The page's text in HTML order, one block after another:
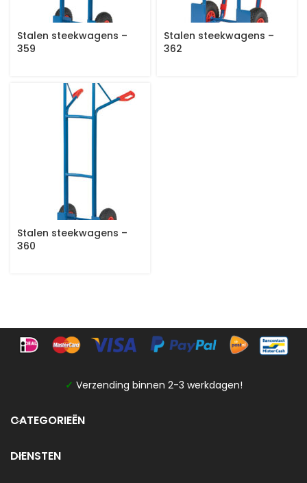
Stalen steekwagens –
359
Stalen steekwagens –
362
Stalen steekwagens –
360
✓ Verzending binnen 2-3 werkdagen!
CATEGORIEËN
DIENSTEN